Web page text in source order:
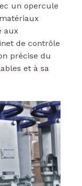
un opercule
aux
de contrôle
précise du
et à sa